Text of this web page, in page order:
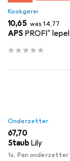
Kookgerei
EUR
10,65 wasEUR
14,77
APS PROFI" lepel
Onderzetter
EUR
67,70
Staub Lily
1x, Pan onderzetter